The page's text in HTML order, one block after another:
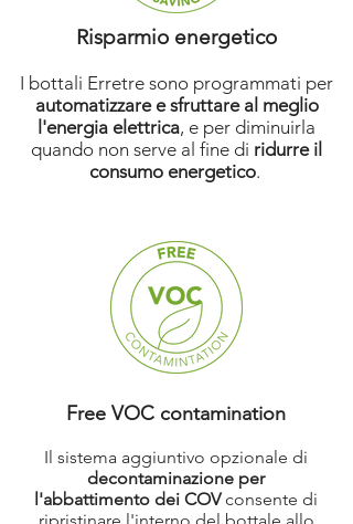
Risparmio energetico
I bottali Erretre sono programmati per
automatizzare e sfruttare al meglio
l'energia elettrica, e per diminuirla
quando non serve al fine di ridurre il
consumo energetico.
Free VOC contamination
Il sistema aggiuntivo opzionale di
decontaminazione per
l'abbattimento dei COVconsente di